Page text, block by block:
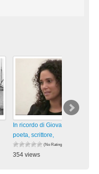
In ricordo di Giovanni Verde,
poeta, scrittore,
(No Ratings Yet)
354 views